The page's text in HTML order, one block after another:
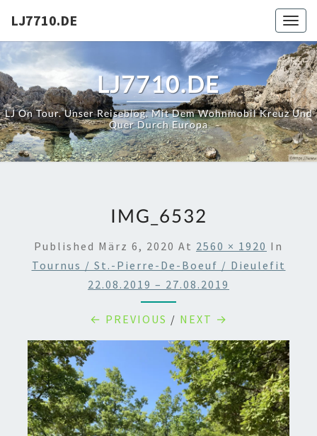
content
LJ7710.DE
LJ7710.DE
LJ On Tour. Unser Reiseblog. Mit Dem Wohnmobil Kreuz Und
Quer Durch Europa
IMG_6532
Published März 6, 2020 At 2560 × 1920 In
Tournus / St.-Pierre-De-Boeuf / Dieulefit
22.08.2019 – 27.08.2019
← PREVIOUS / NEXT →